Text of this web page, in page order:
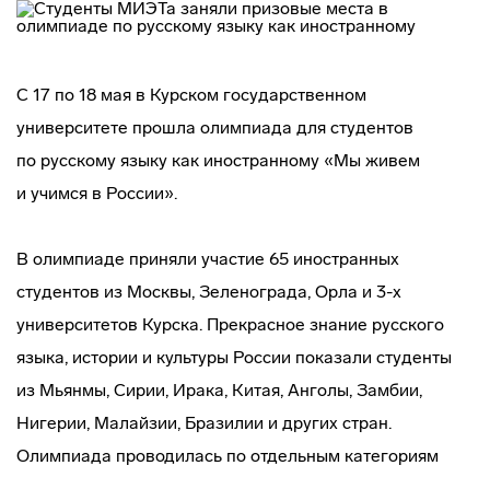
С 17 по 18 мая в Курском государственном
университете прошла олимпиада для студентов
по русскому языку как иностранному «Мы живем
и учимся в России».
В олимпиаде приняли участие 65 иностранных
студентов из Москвы, Зеленограда, Орла и 3-х
университетов Курска. Прекрасное знание русского
языка, истории и культуры России показали студенты
из Мьянмы, Сирии, Ирака, Китая, Анголы, Замбии,
Нигерии, Малайзии, Бразилии и других стран.
Олимпиада проводилась по отдельным категориям